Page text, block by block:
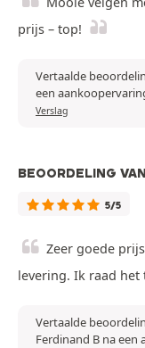
prijs – top!
Vertaalde
een
Verslag
BEOORDELING
5/5
Zeer goede
levering. Ik raad het
Vertaalde
Ferdinand B na een